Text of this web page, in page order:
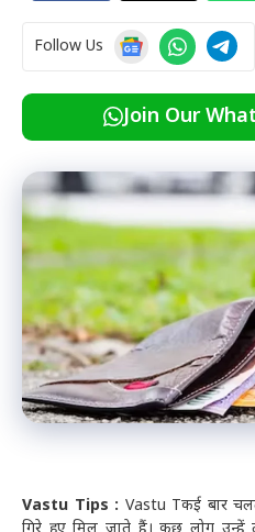
Follow Us
Join Our
Vastu Tips : Vastu Tकई बार